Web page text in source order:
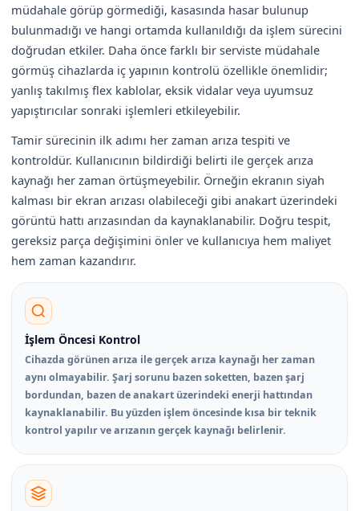
müdahale görüp görmediği, kasasında hasar bulunup
bulunmadığı ve hangi ortamda kullanıldığı da işlem sürecini
doğrudan etkiler. Daha önce farklı bir serviste müdahale
görmüş cihazlarda iç yapının kontrolü özellikle önemlidir;
yanlış takılmış flex kablolar, eksik vidalar veya uyumsuz
yapıştırıcılar sonraki işlemleri etkileyebilir.
Tamir sürecinin ilk adımı her zaman arıza tespiti ve
kontroldür. Kullanıcının bildirdiği belirti ile gerçek arıza
kaynağı her zaman örtüşmeyebilir. Örneğin ekranın siyah
kalması bir ekran arızası olabileceği gibi anakart üzerindeki
görüntü hattı arızasından da kaynaklanabilir. Doğru tespit,
gereksiz parça değişimini önler ve kullanıcıya hem maliyet
hem zaman kazandırır.
İşlem Öncesi Kontrol
Cihazda görünen arıza ile gerçek arıza kaynağı her zaman
aynı olmayabilir. Şarj sorunu bazen soketten, bazen şarj
bordundan, bazen de anakart üzerindeki enerji hattından
kaynaklanabilir. Bu yüzden işlem öncesinde kısa bir teknik
kontrol yapılır ve arızanın gerçek kaynağı belirlenir.